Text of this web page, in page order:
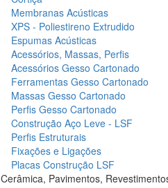
Membranas Acústicas
XPS - Poliestireno Extrudido
Espumas Acústicas
Acessórios, Massas, Perfis
Acessórios Gesso Cartonado
Ferramentas Gesso Cartonado
Massas Gesso Cartonado
Perfis Gesso Cartonado
Construção Aço Leve - LSF
Perfis Estruturais
Fixações e Ligações
Placas Construção LSF
Cerâmica, Pavimentos,